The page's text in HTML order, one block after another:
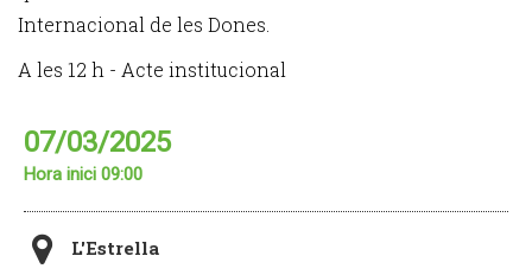
Internacional de les Dones.
A les 12 h - Acte institucional
07/03/2025
Hora inici 09:00
L'Estrella